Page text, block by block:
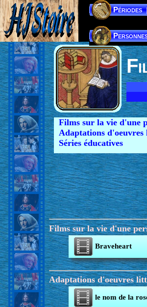
Périodes |
Films sur la vie d'une
Adaptations
Séries éducatives
Films sur la vie d'une
Braveheart
Adaptations d'oeuvres
le nom de la